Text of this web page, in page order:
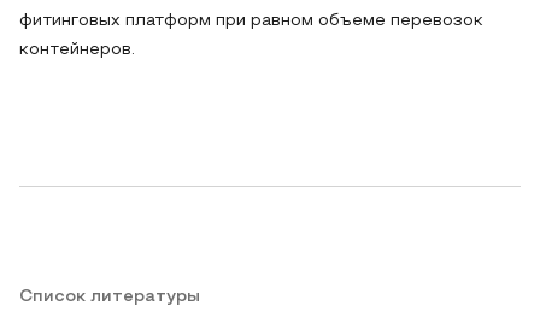
фитинговых платформ при равном объеме перевозок
контейнеров.
Список литературы